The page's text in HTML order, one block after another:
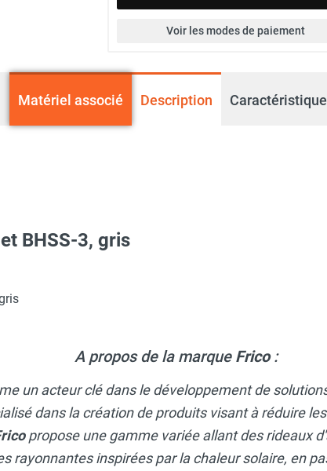
Voir les modes de paiement
Matériel associé Description
gris IHS20G67 - FRICO
BHSS-3, gris
A propos de la marque Frico:
un acteur clé dans le développement de
dans la création de produits visant à réduire
propose une gamme variée allant des rideaux
rayonnantes inspirées par la chaleur solaire, en